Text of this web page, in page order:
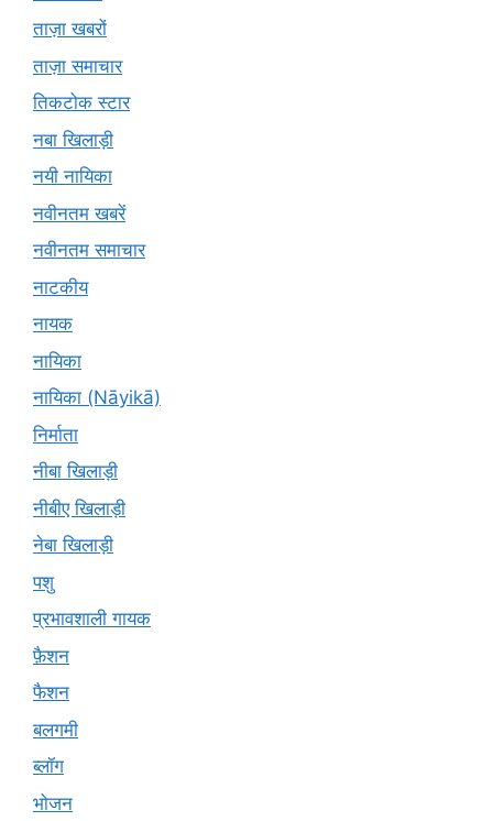
ताज़ा खबरों
ताज़ा समाचार
तिकटोक स्टार
नबा खिलाड़ी
नयी नायिका
नवीनतम खबरें
नवीनतम समाचार
नाटकीय
नायक
नायिका
नायिका (Nāyikā)
निर्माता
नीबा खिलाड़ी
नीबीए खिलाड़ी
नेबा खिलाड़ी
पशु
प्रभावशाली गायक
फ़ैशन
फैशन
बलगमी
ब्लॉग
भोजन